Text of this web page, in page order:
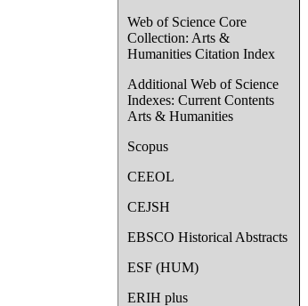
Web of Science Core
Collection: Arts &
Humanities Citation Index
Additional Web of Science
Indexes: Current Contents
Arts & Humanities
Scopus
CEEOL
CEJSH
EBSCO Historical Abstracts
ESF (HUM)
ERIH plus